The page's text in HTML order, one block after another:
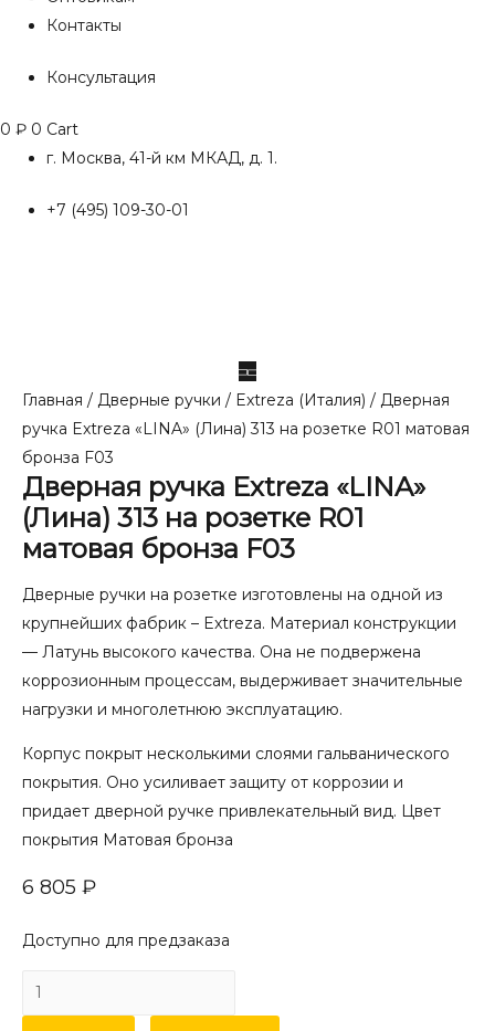
Контакты
Консультация
0 ₽ 0 Cart
г. Москва, 41-й км МКАД, д. 1.
+7 (495) 109-30-01
Главная / Дверные ручки / Extreza (Италия) / Дверная
ручка Extreza «LINA» (Лина) 313 на розетке R01 матовая
бронза F03
Дверная ручка Extreza «LINA»
(Лина) 313 на розетке R01
матовая бронза F03
Дверные ручки на розетке изготовлены на одной из
крупнейших фабрик – Extreza. Материал конструкции
— Латунь высокого качества. Она не подвержена
коррозионным процессам, выдерживает значительные
нагрузки и многолетнюю эксплуатацию.
Корпус покрыт несколькими слоями гальванического
покрытия. Оно усиливает защиту от коррозии и
придает дверной ручке привлекательный вид. Цвет
покрытия Матовая бронза
6 805 ₽
Доступно для предзаказа
Количество
товара